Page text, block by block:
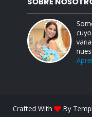
Crafted With By